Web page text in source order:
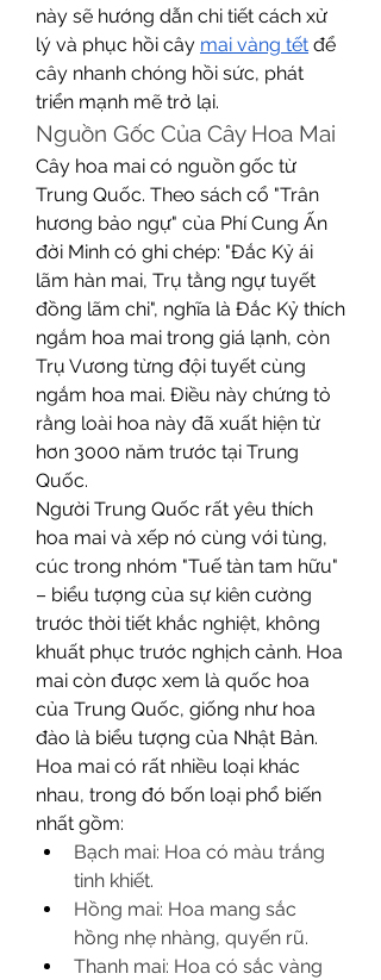
này sẽ hướng dẫn chi tiết cách xử
lý và phục hồi cây mai vàng tết để
cây nhanh chóng hồi sức, phát
triển mạnh mẽ trở lại.
Nguồn Gốc Của Cây Hoa Mai
Cây hoa mai có nguồn gốc từ
Trung Quốc. Theo sách cổ "Trân
hương bảo ngự" của Phí Cung Ấn
đời Minh có ghi chép: "Đắc Kỷ ái
lãm hàn mai, Trụ tằng ngự tuyết
đồng lãm chi", nghĩa là Đắc Kỷ thích
ngắm hoa mai trong giá lạnh, còn
Trụ Vương từng đội tuyết cùng
ngắm hoa mai. Điều này chứng tỏ
rằng loài hoa này đã xuất hiện từ
hơn 3000 năm trước tại Trung
Quốc.
Người Trung Quốc rất yêu thích
hoa mai và xếp nó cùng với tùng,
cúc trong nhóm "Tuế tàn tam hữu"
– biểu tượng của sự kiên cường
trước thời tiết khắc nghiệt, không
khuất phục trước nghịch cảnh. Hoa
mai còn được xem là quốc hoa
của Trung Quốc, giống như hoa
đào là biểu tượng của Nhật Bản.
Hoa mai có rất nhiều loại khác
nhau, trong đó bốn loại phổ biến
nhất gồm:
Bạch mai: Hoa có màu trắng
tinh khiết.
Hồng mai: Hoa mang sắc
hồng nhẹ nhàng, quyến rũ.
Thanh mai: Hoa có sắc vàng